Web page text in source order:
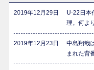
2019年12月29日
U-22日本
理。何よ
2019年12月23日
中島翔哉
まれた背